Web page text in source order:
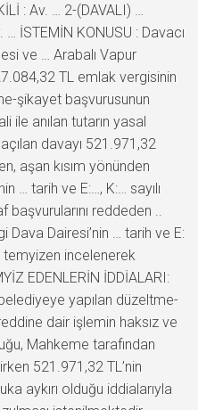
: Av. … 2-(DAVALI) …
… İSTEMİN KONUSU : Davacı
ve … Arabalı Vapur
TL emlak vergisinin
şikayet başvurusunun
ile anılan tutarın yasal
davayı 521.971,32
aşan kısım yönünden
… tarih ve E:…, K:… sayılı
reddeden ..
Dairesi’nin … tarih ve E:
temyizen incelenerek
EDENLERİN İDDİALARI:
yapılan düzeltme-
dair işlemin haksız ve
Mahkeme tarafından
521.971,32 TL’nin
aykırı olduğu iddialarıyla